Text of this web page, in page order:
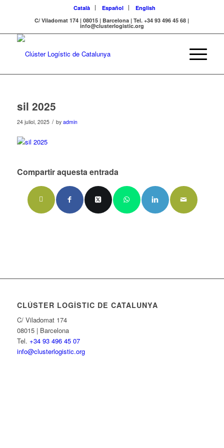
Català Español
English
C/ Viladomat 174 | 08015 | Barcelona | Tel. +34 93 496 45 68 |
info@clusterlogistic.org
sil 2025
24 juliol, 2025 / by admin
Compartir aquesta entrada
CLÚSTER LOGÍSTIC DE CATALUNYA
C/ Viladomat 174
08015 | Barcelona
Tel. +34 93 496 45 07
info@clusterlogistic.org